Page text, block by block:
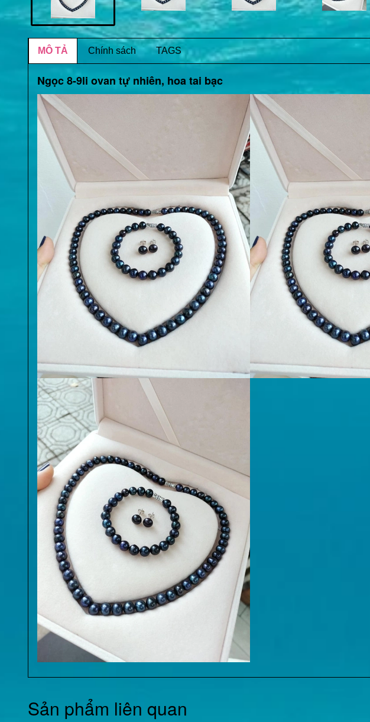
MÔ TẢ Chính sách TAGS
Ngọc 8-9li ovan tự nhiên, hoa tai bạc
Sản phẩm liên quan